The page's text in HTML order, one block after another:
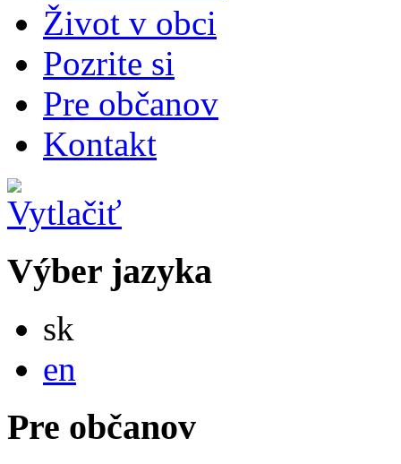
Život v obci
Pozrite si
Pre občanov
Kontakt
Výber jazyka
sk
en
Pre občanov